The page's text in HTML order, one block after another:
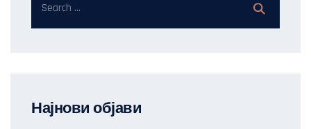
Најнови објави